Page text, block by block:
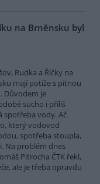
na Brněnsku byl
Rudka a Říčky na
mají potíže s pitnou
Důvodem je
sucho i příliš
spotřeba vody. Ač
který vodovod
spotřeba stoupla,
Na problém dnes
Pitrocha ČTK řekl,
ale je třeba opravdu